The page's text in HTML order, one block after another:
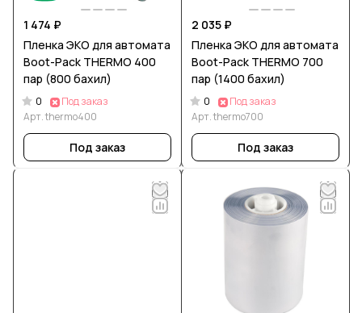
1 474 ₽
Пленка ЭКО для автомата
Boot-Pack THERMO 400
пар (800 бахил)
0
Под заказ
Арт.thermo400
Под заказ
2 035 ₽
Пленка ЭКО для автомата
Boot-Pack THERMO 700
пар (1400 бахил)
0
Под заказ
Арт.thermo700
Под заказ